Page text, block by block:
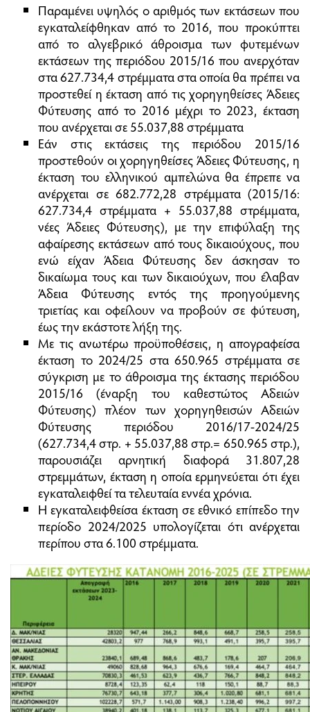
Παραμένει υψηλός ο αριθμός των εκτάσεων που
εγκαταλείφθηκαν από το 2016, που προκύπτει
από το αλγεβρικό άθροισμα των φυτεμένων
εκτάσεων της περιόδου 2015/16 που ανερχόταν
στα 627.734,4 στρέμματα στα οποία θα πρέπει να
προστεθεί η έκταση από τις χορηγηθείσες Άδειες
Φύτευσης από το 2016 μέχρι το 2023, έκταση
που ανέρχεται σε 55.037,88 στρέμματα
Εάν στις εκτάσεις της περιόδου 2015/16
προστεθούν οι χορηγηθείσες Άδειες Φύτευσης, η
έκταση του ελληνικού αμπελώνα θα έπρεπε να
ανέρχεται σε 682.772,28 στρέμματα (2015/16:
627.734,4 στρέμματα + 55.037,88 στρέμματα,
νέες Άδειες Φύτευσης), με την επιφύλαξη της
αφαίρεσης εκτάσεων από τους δικαιούχους, που
ενώ είχαν Άδεια Φύτευσης δεν άσκησαν το
δικαίωμα τους και των δικαιούχων, που έλαβαν
Άδεια Φύτευσης εντός της προηγούμενης
τριετίας και οφείλουν να προβούν σε φύτευση,
έως την εκάστοτε λήξη της.
Με τις ανωτέρω προϋποθέσεις, η απογραφείσα
έκταση το 2024/25 στα 650.965 στρέμματα σε
σύγκριση με το άθροισμα της έκτασης περιόδου
2015/16 (έναρξη του καθεστώτος Αδειών
Φύτευσης) πλέον των χορηγηθεισών Αδειών
Φύτευσης περιόδου 2016/17-2024/25
(627.734,4 στρ. + 55.037,88 στρ.= 650.965 στρ.),
παρουσιάζει αρνητική διαφορά 31.807,28
στρεμμάτων, έκταση η οποία ερμηνεύεται ότι έχει
εγκαταλειφθεί τα τελευταία εννέα χρόνια.
Η εγκαταλειφθείσα έκταση σε εθνικό επίπεδο την
περίοδο 2024/2025 υπολογίζεται ότι ανέρχεται
περίπου στα 6.100 στρέμματα.